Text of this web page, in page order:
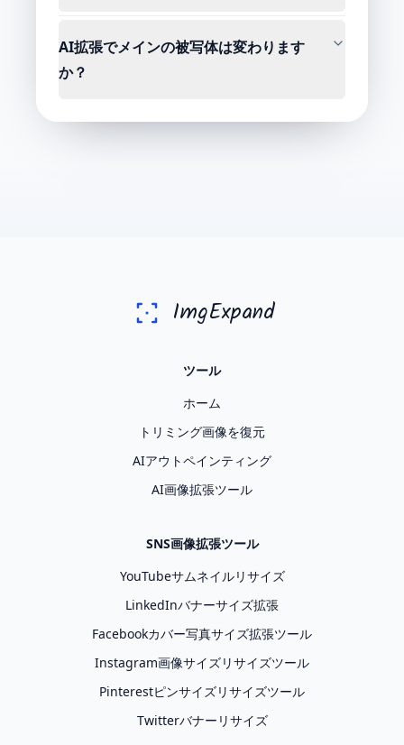
AI拡張でメインの被写体は変わります
か？
ImgExpand
ツール
ホーム
トリミング画像を復元
AIアウトペインティング
AI画像拡張ツール
SNS画像拡張ツール
YouTubeサムネイルリサイズ
LinkedInバナーサイズ拡張
Facebookカバー写真サイズ拡張ツール
Instagram画像サイズリサイズツール
Pinterestピンサイズリサイズツール
Twitterバナーリサイズ